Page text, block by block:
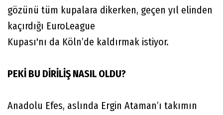
gözünü tüm kupalara dikerken, geçen yıl elinden
kaçırdığı EuroLeague
Kupası'nı da Köln’de kaldırmak istiyor.
PEKİ BU DİRİLİŞ NASIL OLDU?
Anadolu Efes, aslında Ergin Ataman’ı takımın